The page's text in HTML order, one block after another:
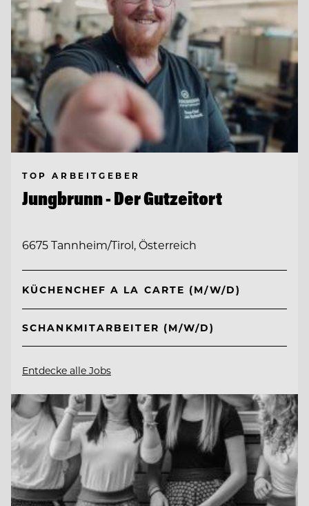
TOP ARBEITGEBER
Jungbrunn - Der Gutzeitort
6675 Tannheim/Tirol, Österreich
KÜCHENCHEF A LA CARTE (M/W/D)
SCHANKMITARBEITER (M/W/D)
Entdecke alle Jobs